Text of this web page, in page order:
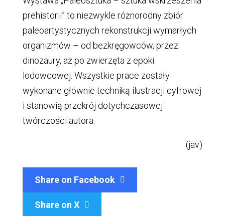
prehistorii” to niezwykle różnorodny zbiór
paleoartystycznych rekonstrukcji wymarłych
organizmów – od bezkręgowców, przez
dinozaury, aż po zwierzęta z epoki
lodowcowej. Wszystkie prace zostały
wykonane głównie techniką ilustracji cyfrowej
i stanowią przekrój dotychczasowej
twórczości autora.
(jav)
Share on Facebook
Share on X 